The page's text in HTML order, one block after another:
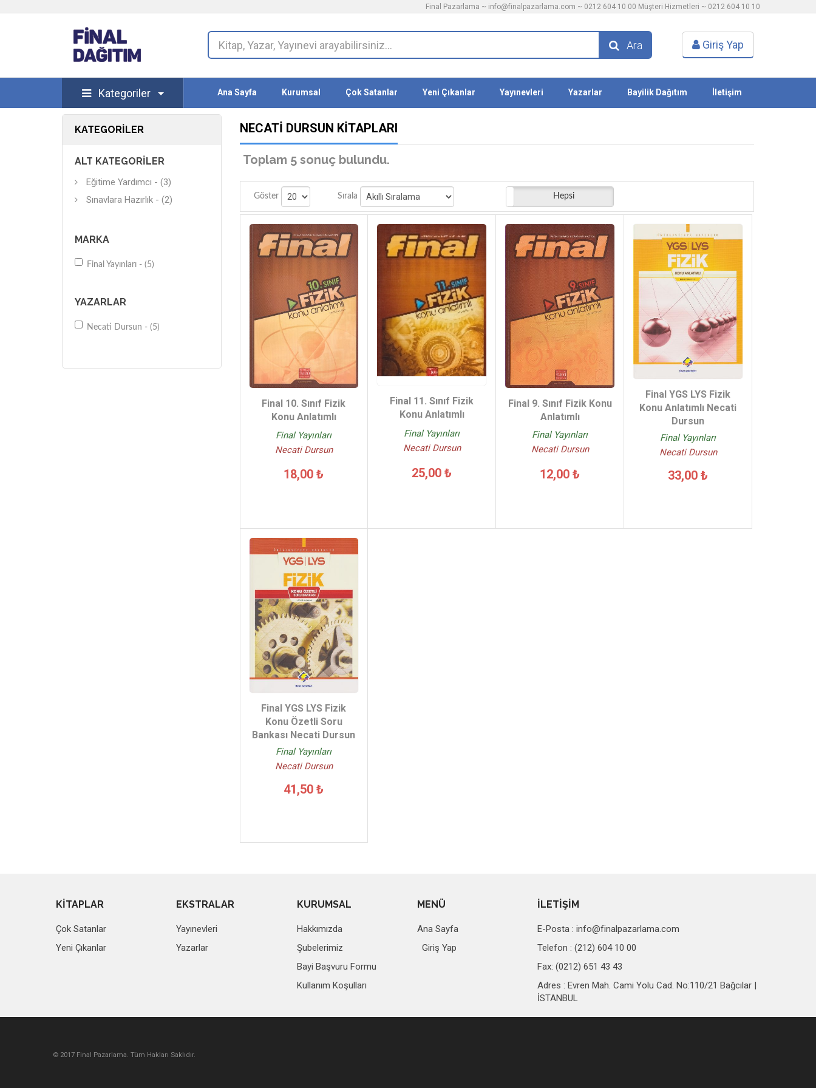
Final Pazarlama ~ info@finalpazarlama.com ~ 0212 604 10 00 Müşteri Hizmetleri ~ 0212 604 10 10
Ara Giriş Yap
Kategoriler Ana Sayfa Kurumsal Çok Satanlar Yeni Çıkanlar Yayınevleri Yazarlar Bayilik Dağıtım İletişim
KATEGORILER
ALT KATEGORILER
Eğitime Yardımcı - (3)
Sınavlara Hazırlık - (2)
MARKA
Final Yayınları - (5)
YAZARLAR
Necati Dursun - (5)
NECATI DURSUN KITAPLARI
Toplam 5 sonuç bulundu.
Göster Sırala Stoktakiler Hepsi
Final 10. Sınıf Fizik
Konu Anlatımlı
Final Yayınları
Necati Dursun
18,00 ₺
Final 11. Sınıf Fizik
Konu Anlatımlı
Final Yayınları
Necati Dursun
25,00 ₺
Final 9. Sınıf Fizik Konu
Anlatımlı
Final Yayınları
Necati Dursun
12,00 ₺
Final YGS LYS Fizik
Konu Anlatımlı Necati
Dursun
Final Yayınları
Necati Dursun
33,00 ₺
Final YGS LYS Fizik
Konu Özetli Soru
Bankası Necati Dursun
Final Yayınları
Necati Dursun
41,50 ₺
KİTAPLAR
Çok Satanlar
Yeni Çıkanlar
EKSTRALAR
Yayınevleri
Yazarlar
KURUMSAL
Hakkımızda
Şubelerimiz
Bayi Başvuru Formu
Kullanım Koşulları
MENÜ
Ana Sayfa
Giriş Yap
İLETİŞİM
E-Posta :info@finalpazarlama.com
Telefon : (212) 604 10 00
Fax: (0212) 651 43 43
Adres : Evren Mah. Cami Yolu Cad. No:110/21 Bağcılar |
İSTANBUL
© 2017 Final Pazarlama. Tüm Hakları Saklıdır.